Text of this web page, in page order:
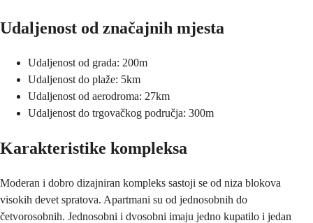
Udaljenost od značajnih mjesta
Udaljenost od grada: 200m
Udaljenost do plaže: 5km
Udaljenost od aerodroma: 27km
Udaljenost do trgovačkog područja: 300m
Karakteristike kompleksa
Moderan i dobro dizajniran kompleks sastoji se od niza blokova
visokih devet spratova. Apartmani su od jednosobnih do
četvorosobnih. Jednosobni i dvosobni imaju jedno kupatilo i jedan